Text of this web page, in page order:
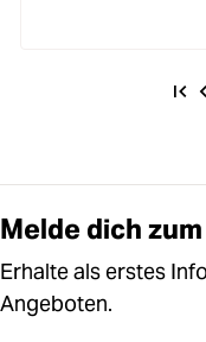
Melde dich
Erhalte als erstes
Angeboten.